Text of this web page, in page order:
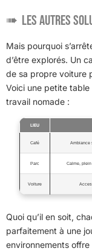
Les autres
Mais pourquoi
d’être explorés. Un
de sa propre voiture
Voici une petite
travail nomade :
LIEU
Café Ambiance
Parc Calme,
Voiture
Quoi qu’il en soit,
parfaitement à une
environnements